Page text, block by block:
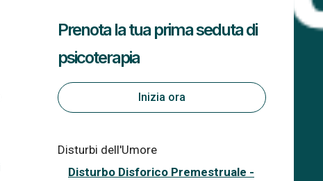
Disturbi dell'Umore
Disturbo Disforico Premestruale -
Prenota la tua prima seduta di
psicoterapia
Inizia ora